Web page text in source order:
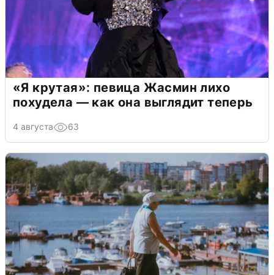
«Я крутая»: певица Жасмин лихо
похудела — как она выглядит теперь
4 августа 63